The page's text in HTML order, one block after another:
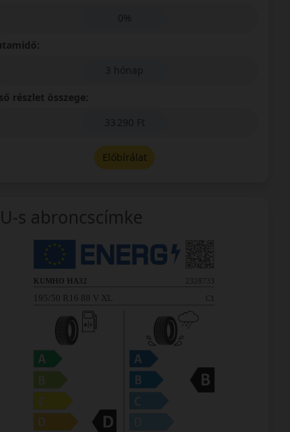
0%
3 hónap
részlet összege:
33 290 Ft
Előbírálat
s abroncscímke